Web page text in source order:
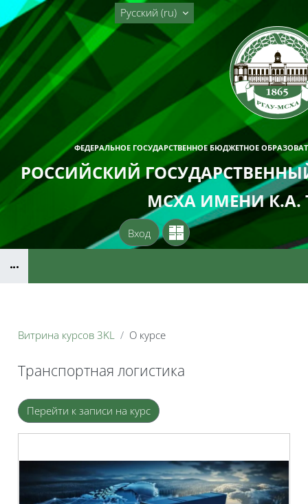
Перейти к основному содержанию
ФЕДЕРАЛЬНОЕ ГОСУДАРСТВЕННОЕ БЮДЖЕТНОЕ
РОССИЙСКИЙ
МСХА ИМЕНИ К.А.
Русский ‎(ru)‎
Вход
Витрина курсов 3KL О курсе
Транспортная логистика
Блоки
Перейти к записи на курс